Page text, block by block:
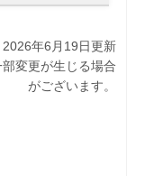
2026年6月19日更新
変更が生じる場合
がございます。